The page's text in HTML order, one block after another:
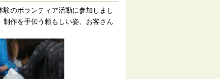
のボランティア活動に参加しまし
作を手伝う頼もしい姿、お客さん